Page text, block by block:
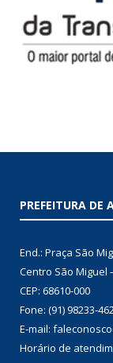
PREFEITURA DE
End.: Praça São
Centro São Miguel
CEP: 68610-000
Fone: (91) 98233-
E-mail:
Horário de